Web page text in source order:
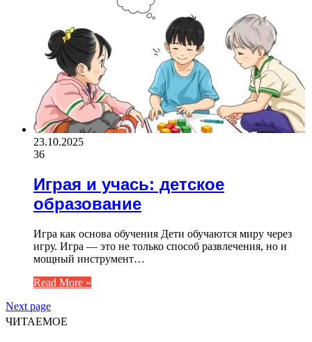
23.10.2025
36
Играя и учась: детское
образование
Игра как основа обучения Дети обучаются миру через
игру. Игра — это не только способ развлечения, но и
мощный инструмент…
Read More »
Next page
ЧИТАЕМОЕ